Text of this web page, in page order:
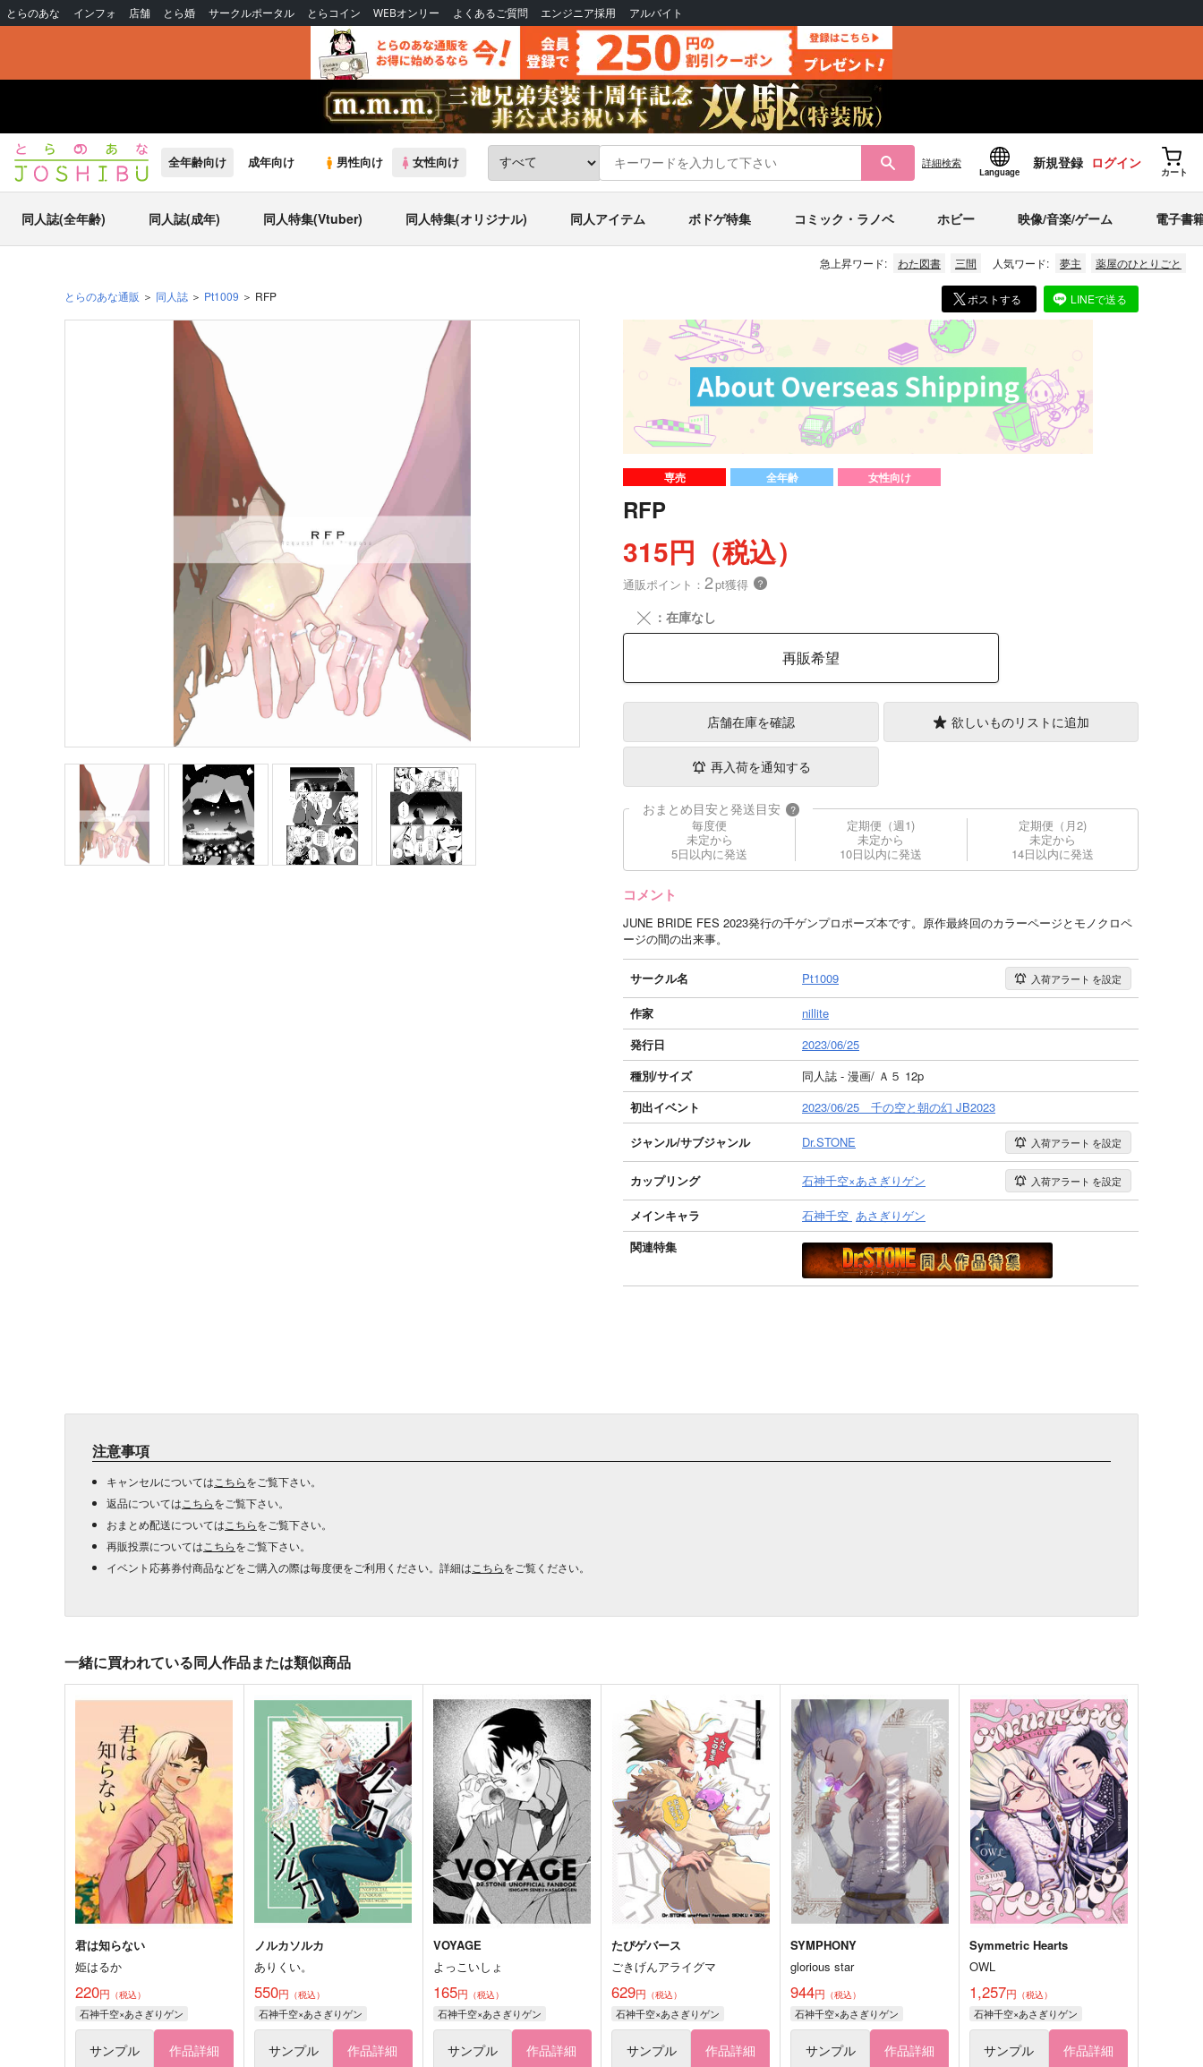
とらのあな インフォ 店舗 とら婚 サークルポータル とらコイン WEBオンリー よくあるご質問 エンジニア採用 アルバイト
全年齢向け 成年向け 男性向け 女性向け 詳細検索
Language
新規登録 ログイン
カート
同人誌(全年齢) 同人誌(成年) 同人特集(Vtuber) 同人特集(オリジナル) 同人アイテム ボドゲ特集 コミック・ラノベ ホビー 映像/音楽/ゲーム 電子書
急上昇ワード: わた図書 三間 人気ワード: 夢主 薬屋のひとりごと
とらのあな通販 同人誌 Pt1009 RFP ポストする LINEで送る
専売 全年齢 女性向け
RFP
315円（税込）
通販ポイント： 2pt獲得 ？
╳ ：在庫なし
再販希望
店舗在庫を確認 欲しいものリストに追加
再入荷を通知する
おまとめ目安と発送目安 ?
毎度便
未定から
5日以内に発送
定期便（週1)
未定から
10日以内に発送
定期便（月2)
未定から
14日以内に発送
コメント
JUNE BRIDE FES 2023発行の千ゲンプロポーズ本です。原作最終回のカラーページとモノクロペ
ージの間の出来事。
サークル名 Pt1009 入荷アラート を設定
作家
nillite
発行日
2023/06/25
種別/サイズ
同人誌 - 漫画/ Ａ５ 12p
初出イベント
2023/06/25 千の空と朝の幻 JB2023
ジャンル/サブジャンル Dr.STONE 入荷アラート を設定
カップリング 石神千空×あさぎりゲン 入荷アラート を設定
メインキャラ 石神千空 あさぎりゲン
関連特集
注意事項
キャンセルについては こちらをご覧下さい。
返品については こちらをご覧下さい。
おまとめ配送については こちらをご覧下さい。
再販投票については こちらをご覧下さい。
イベント応募券付商品などをご購入の際は毎度便をご利用ください。詳細は こちらをご覧ください。
一緒に買われている同人作品または類似商品
君は知らない
姫はるか
220円 （税込）
石神千空×あさぎりゲン
サンプル 作品詳細
ノルカソルカ
ありくい。
550円 （税込）
石神千空×あさぎりゲン
サンプル 作品詳細
VOYAGE
よっこいしょ
165円 （税込）
石神千空×あさぎりゲン
サンプル 作品詳細
たぴゲバース
ごきげんアライグマ
629円 （税込）
石神千空×あさぎりゲン
サンプル 作品詳細
SYMPHONY
glorious star
944円 （税込）
石神千空×あさぎりゲン
サンプル 作品詳細
Symmetric Hearts
OWL
1,257円 （税込）
石神千空×あさぎりゲン
サンプル 作品詳細